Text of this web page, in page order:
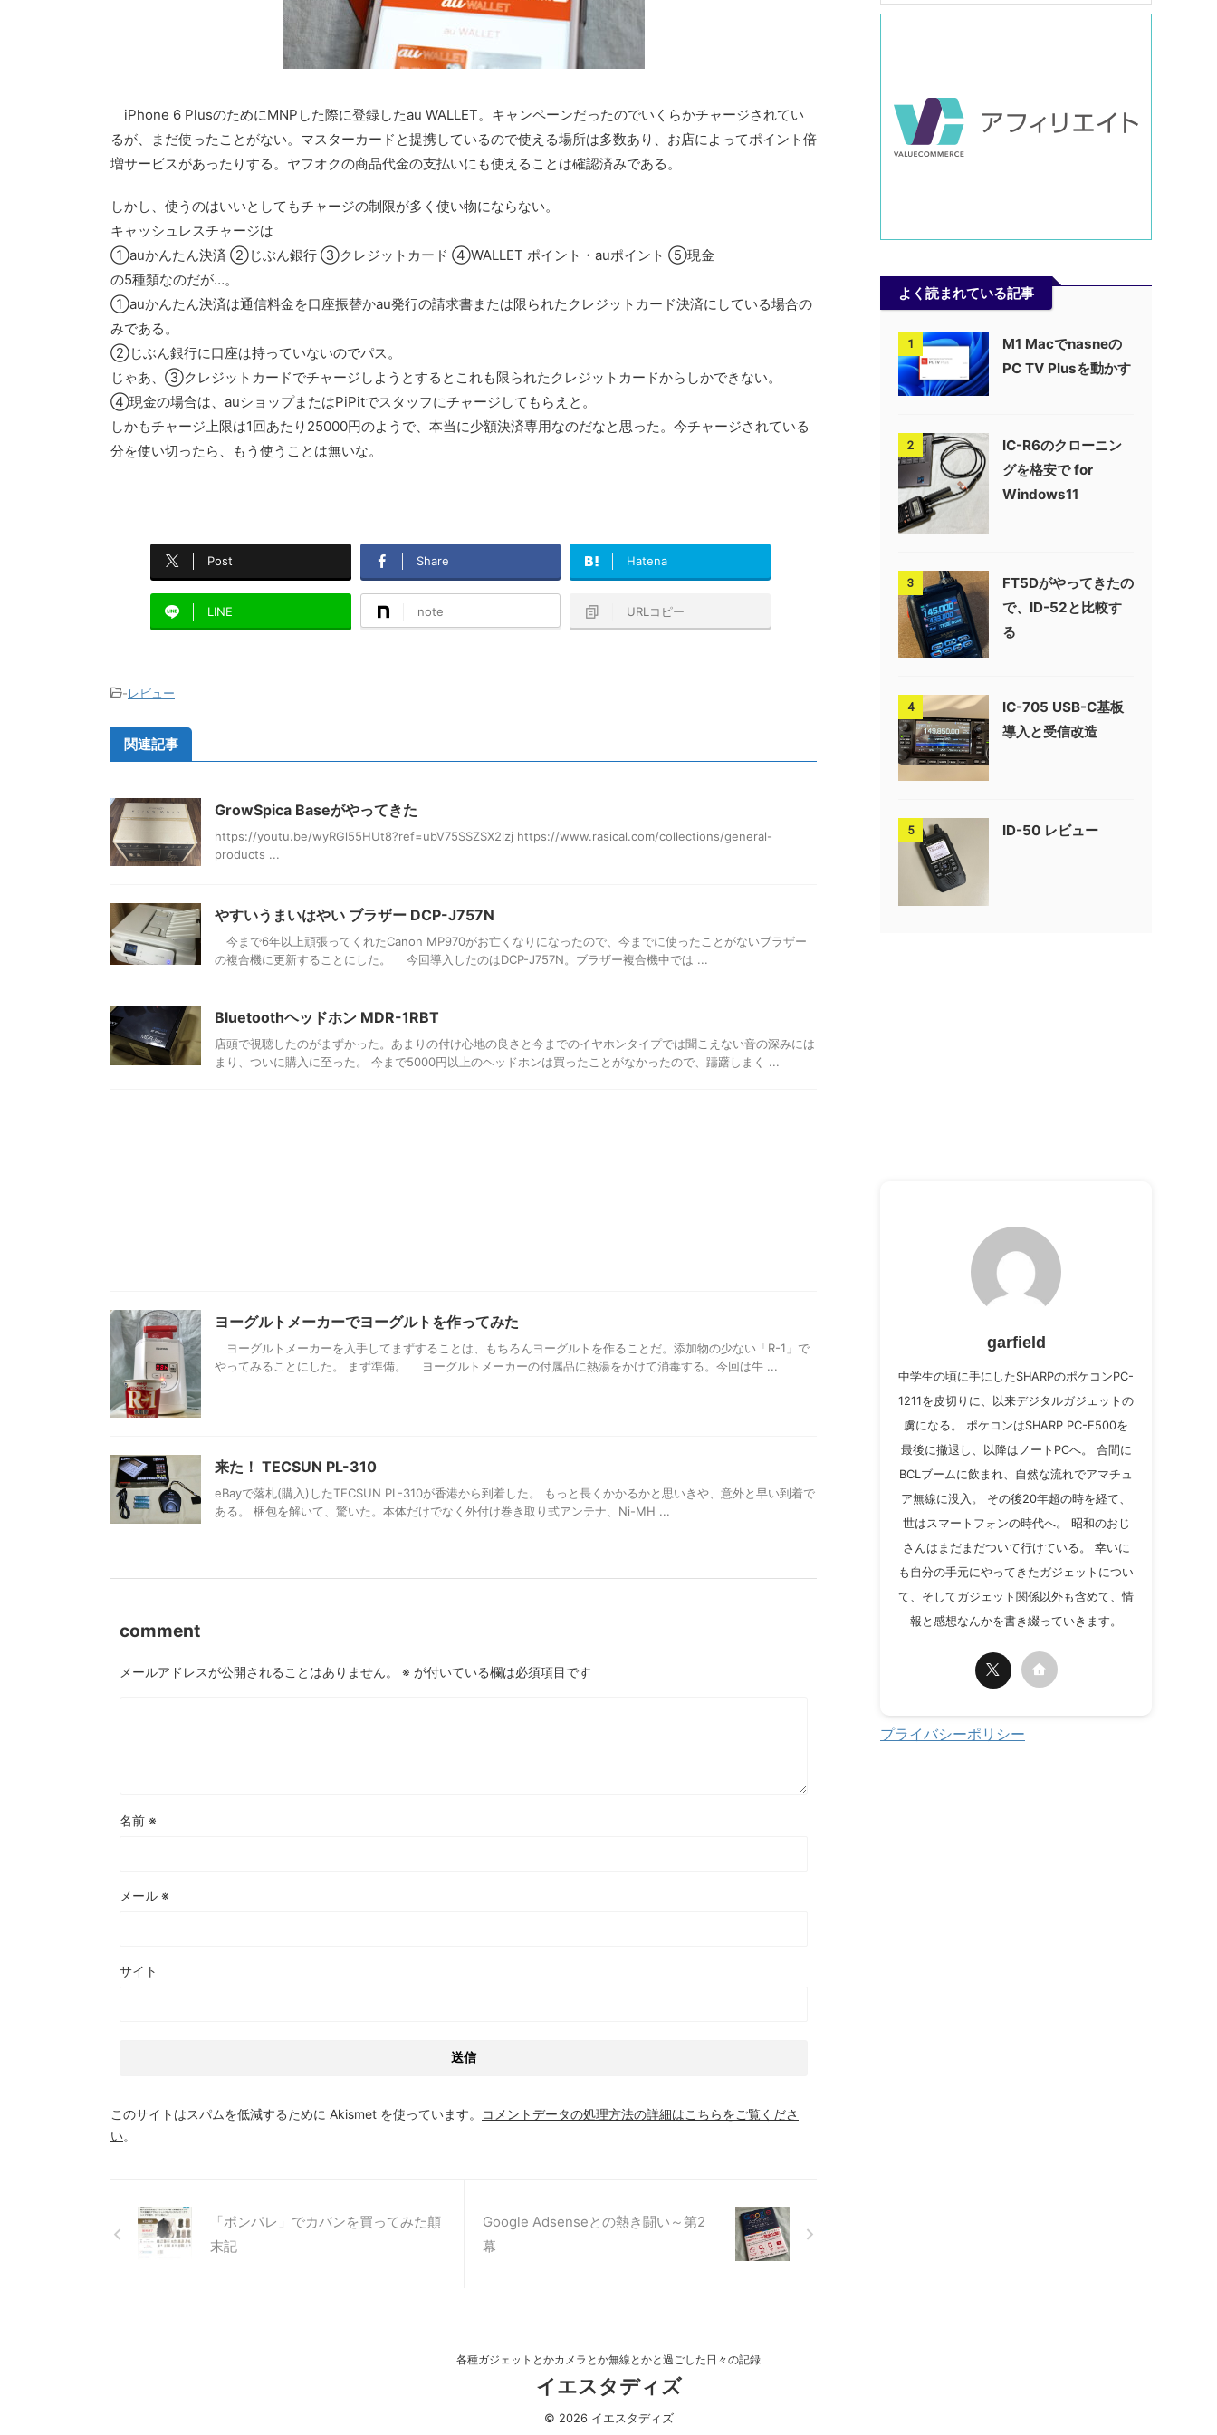
iPhone 6 PlusのためにMNPした際に登録したau WALLET。キャンペーンだったのでいくらかチャージされてい
るが、まだ使ったことがない。マスターカードと提携しているので使える場所は多数あり、お店によってポイント倍
増サービスがあったりする。ヤフオクの商品代金の支払いにも使えることは確認済みである。
しかし、使うのはいいとしてもチャージの制限が多く使い物にならない。
キャッシュレスチャージは
①auかんたん決済 ②じぶん銀行 ③クレジットカード ④WALLET ポイント・auポイント ⑤現金
の5種類なのだが…。
①auかんたん決済は通信料金を口座振替かau発行の請求書または限られたクレジットカード決済にしている場合の
みである。
②じぶん銀行に口座は持っていないのでパス。
じゃあ、③クレジットカードでチャージしようとするとこれも限られたクレジットカードからしかできない。
④現金の場合は、auショップまたはPiPitでスタッフにチャージしてもらえと。
しかもチャージ上限は1回あたり25000円のようで、本当に少額決済専用なのだなと思った。今チャージされている
分を使い切ったら、もう使うことは無いな。
Post Share Hatena
LINE note URLコピー
-レビュー
関連記事
GrowSpica Baseがやってきた
https://youtu.be/wyRGl55HUt8?ref=ubV75SSZSX2lzj https://www.rasical.com/collections/general-
products ...
やすいうまいはやい ブラザー DCP-J757N
今まで6年以上頑張ってくれたCanon MP970がお亡くなりになったので、今までに使ったことがないブラザー
の複合機に更新することにした。 今回導入したのはDCP-J757N。ブラザー複合機中では ...
Bluetoothヘッドホン MDR-1RBT
店頭で視聴したのがまずかった。あまりの付け心地の良さと今までのイヤホンタイプでは聞こえない音の深みには
まり、ついに購入に至った。 今まで5000円以上のヘッドホンは買ったことがなかったので、躊躇しまく ...
ヨーグルトメーカーでヨーグルトを作ってみた
ヨーグルトメーカーを入手してまずすることは、もちろんヨーグルトを作ることだ。添加物の少ない「R-1」で
やってみることにした。 まず準備。 ヨーグルトメーカーの付属品に熱湯をかけて消毒する。今回は牛 ...
来た！ TECSUN PL-310
eBayで落札(購入)したTECSUN PL-310が香港から到着した。 もっと長くかかるかと思いきや、意外と早い到着で
ある。 梱包を解いて、驚いた。本体だけでなく外付け巻き取り式アンテナ、Ni-MH ...
comment
メールアドレスが公開されることはありません。 ※ が付いている欄は必須項目です
名前 ※
メール ※
サイト
このサイトはスパムを低減するために Akismet を使っています。
コメントデータの処理方法の詳細はこちらをご覧くださ
い。
「ポンパレ」でカバンを買ってみた顛
末記
Google Adsenseとの熱き闘い～第2
幕
よく読まれている記事
1
M1 Macでnasneの
PC TV Plusを動かす
2
IC-R6のクローニン
グを格安で for
Windows11
3
FT5Dがやってきたの
で、ID-52と比較す
る
4
IC-705 USB-C基板
導入と受信改造
5 ID-50 レビュー
garfield
中学生の頃に手にしたSHARPのポケコンPC-
1211を皮切りに、以来デジタルガジェットの
虜になる。 ポケコンはSHARP PC-E500を
最後に撤退し、以降はノートPCへ。 合間に
BCLブームに飲まれ、自然な流れでアマチュ
ア無線に没入。 その後20年超の時を経て、
世はスマートフォンの時代へ。 昭和のおじ
さんはまだまだついて行けている。 幸いに
も自分の手元にやってきたガジェットについ
て、そしてガジェット関係以外も含めて、情
報と感想なんかを書き綴っていきます。
プライバシーポリシー
各種ガジェットとかカメラとか無線とかと過ごした日々の記録
イエスタディズ
© 2026 イエスタディズ